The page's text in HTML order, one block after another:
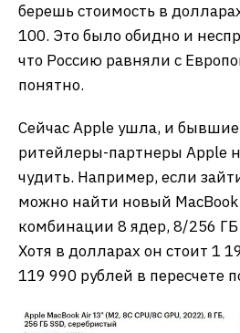
берешь стоимость в
100. Это было обидно и
что Россию равняли с
понятно.
Сейчас Apple ушла, и
ритейлеры-партнеры Apple
чудить. Например, если
можно найти новый MacBook
комбинации 8 ядер, 8/256 ГБ
Хотя в долларах он стоит 1
119 990 рублей в пересчете